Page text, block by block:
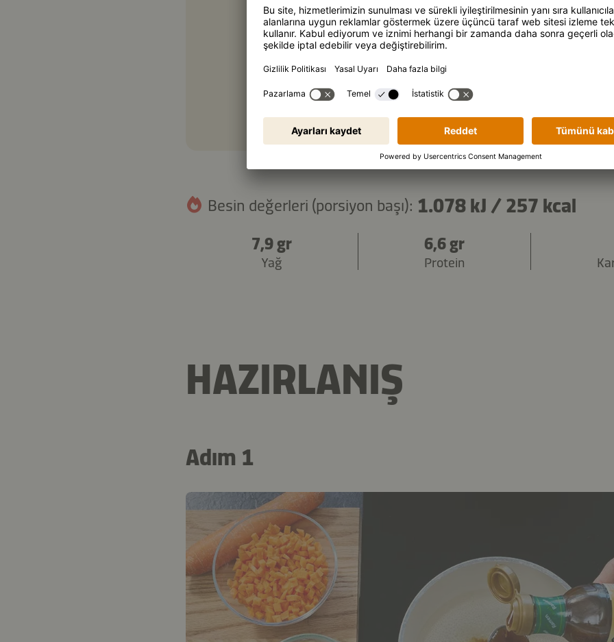
1 yemek kaşığı kavrulmuş susam
malzemeleri kopyala
Besin değerleri (porsiyon başı): 1.078 kJ / 257 kcal
7,9 gr
Yağ
6,6 gr
Protein
HAZIRLANIŞ
Adım 1